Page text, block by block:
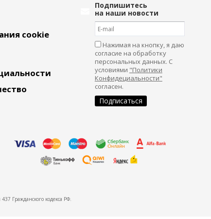
cookie
Подпишитесь
на наши новости
Нажимая на кнопку, я даю
согласие на обработку
персональных данных. С
условиями "Политики
Конфидециальности"
согласен.
Гражданского кодекса РФ.